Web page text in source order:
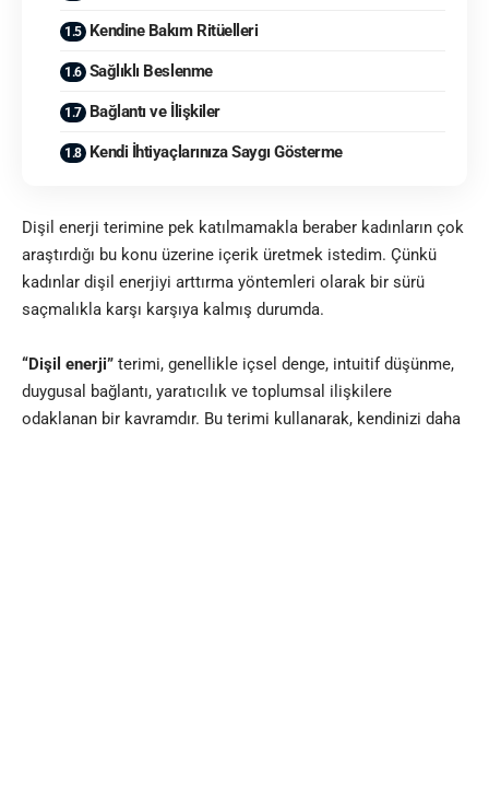
Kendine Bakım Ritüelleri
Sağlıklı Beslenme
Bağlantı ve İlişkiler
Kendi İhtiyaçlarınıza Saygı Gösterme
Dişil enerji terimine pek katılmamakla beraber kadınların çok
araştırdığı bu konu üzerine içerik üretmek istedim. Çünkü
kadınlar dişil enerjiyi arttırma yöntemleri olarak bir sürü
saçmalıkla karşı karşıya kalmış durumda.
“Dişil enerji” terimi, genellikle içsel denge, intuitif düşünme,
duygusal bağlantı, yaratıcılık ve toplumsal ilişkilere
odaklanan bir kavramdır. Bu terimi kullanarak, kendinizi daha